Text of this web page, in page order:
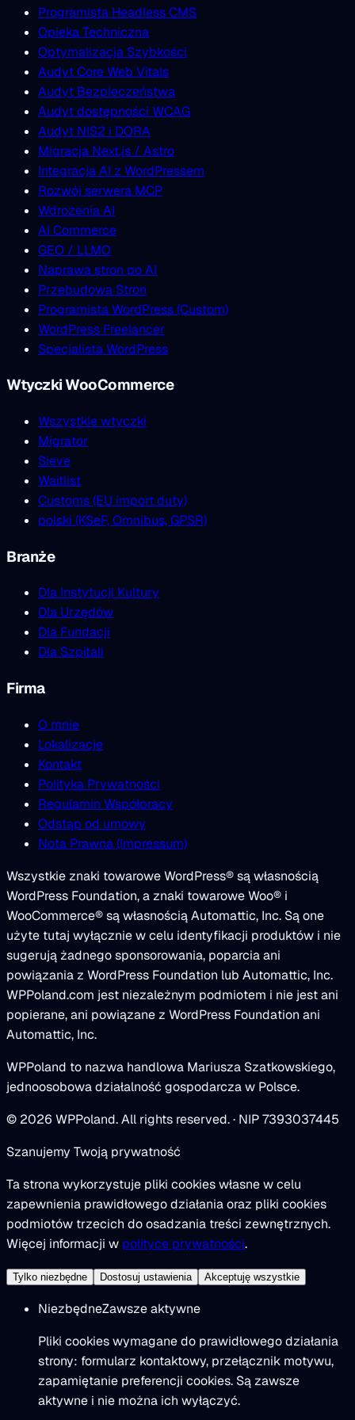
Programista Headless CMS
Opieka Techniczna
Optymalizacja Szybkości
Audyt Core Web Vitals
Audyt Bezpieczeństwa
Audyt dostępności WCAG
Audyt NIS2 i DORA
Migracja Next.js / Astro
Integracja AI z WordPressem
Rozwój serwera MCP
Wdrożenia AI
AI Commerce
GEO / LLMO
Naprawa stron po AI
Przebudowa Stron
Programista WordPress (Custom)
WordPress Freelancer
Specjalista WordPress
Wtyczki WooCommerce
Wszystkie wtyczki
Migrator
Sieve
Waitlist
Customs (EU import duty)
polski (KSeF, Omnibus, GPSR)
Branże
Dla Instytucji Kultury
Dla Urzędów
Dla Fundacji
Dla Szpitali
Firma
O mnie
Lokalizacje
Kontakt
Polityka Prywatności
Regulamin Współpracy
Odstąp od umowy
Nota Prawna (Impressum)
Wszystkie znaki towarowe WordPress® są własnością
WordPress Foundation, a znaki towarowe Woo® i
WooCommerce® są własnością Automattic, Inc. Są one
użyte tutaj wyłącznie w celu identyfikacji produktów i nie
sugerują żadnego sponsorowania, poparcia ani
powiązania z WordPress Foundation lub Automattic, Inc.
WPPoland.com jest niezależnym podmiotem i nie jest ani
popierane, ani powiązane z WordPress Foundation ani
Automattic, Inc.
WPPoland to nazwa handlowa Mariusza Szatkowskiego,
jednoosobowa działalność gospodarcza w Polsce.
© 2026 WPPoland. All rights reserved. · NIP 7393037445
Szanujemy Twoją prywatność
Ta strona wykorzystuje pliki cookies własne w celu
zapewnienia prawidłowego działania oraz pliki cookies
podmiotów trzecich do osadzania treści zewnętrznych.
Więcej informacji w polityce prywatności.
Tylko niezbędne Dostosuj ustawienia Akceptuję wszystkie
NiezbędneZawsze aktywne
Pliki cookies wymagane do prawidłowego działania
strony: formularz kontaktowy, przełącznik motywu,
zapamiętanie preferencji cookies. Są zawsze
aktywne i nie można ich wyłączyć.